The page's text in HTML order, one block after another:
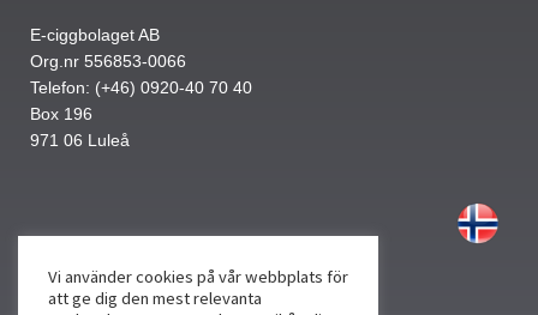
E-ciggbolaget AB
Org.nr 556853-0066
Telefon: (+46) 0920-40 70 40
Box 196
971 06 Luleå
Vi använder cookies på vår webbplats för
att ge dig den mest relevanta